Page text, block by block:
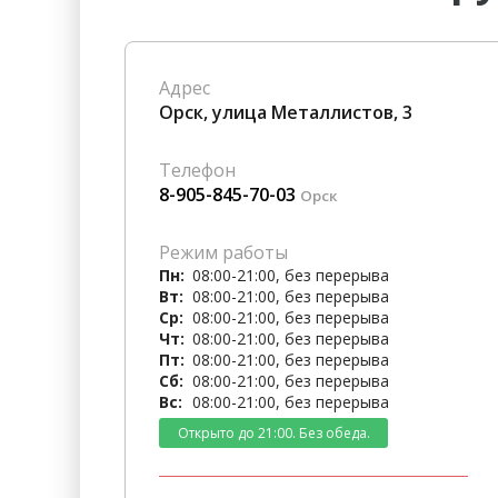
Бытовые услуги Курьерская служба,
Адрес
Орск, улица Металлистов, 3
Телефон
8-905-845-70-03 Орск
Режим работы
Пн: 08:00-21:00, без перерыва
Вт: 08:00-21:00, без перерыва
Ср: 08:00-21:00, без перерыва
Чт: 08:00-21:00, без перерыва
Пт: 08:00-21:00, без перерыва
Сб: 08:00-21:00, без перерыва
Вс: 08:00-21:00, без перерыва
Открыто до 21:00. Без обеда.